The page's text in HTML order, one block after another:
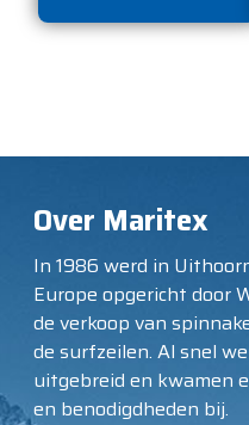
Over Maritex
In 1986 werd in
Europe opgericht door
de verkoop van
de surfzeilen. Al snel
uitgebreid en kwamen
en benodigdheden bij.